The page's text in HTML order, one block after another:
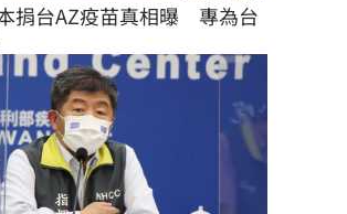
捐台AZ疫苗真相曝　專為台